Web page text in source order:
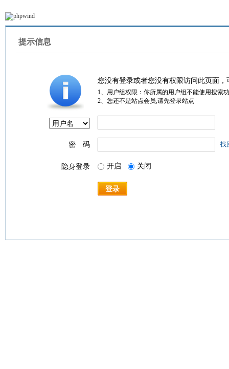
提示信息
您没有登录或者您没有权限访问此页面
1、用户组权限：你所属的用户组不能使用搜索
2、您还不是站点会员,请先登录站点
密 码 找
隐身登录 开启 关闭
登录